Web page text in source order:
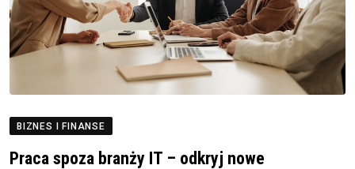
BIZNES I FINANSE
Praca spoza branży IT – odkryj nowe